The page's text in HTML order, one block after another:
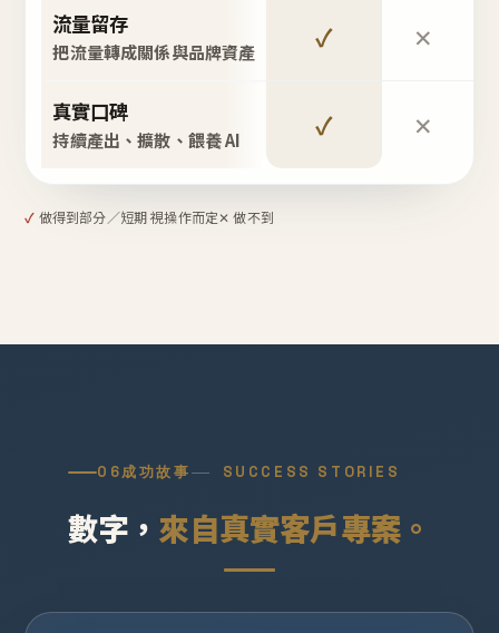
流量留存
把流量轉成關係與品牌資產 ✓ ✕
真實口碑
持續產出、擴散、餵養 AI ✓ ✕
✓ 做得到部分／短期 視操作而定✕ 做不到
06成功故事 SUCCESS STORIES
數字， 來自真實客戶專案。